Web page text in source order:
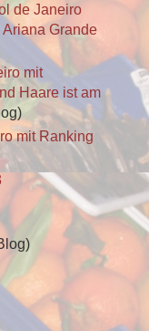
de Janeiro
Grande
mit
Haare ist am
mit Ranking